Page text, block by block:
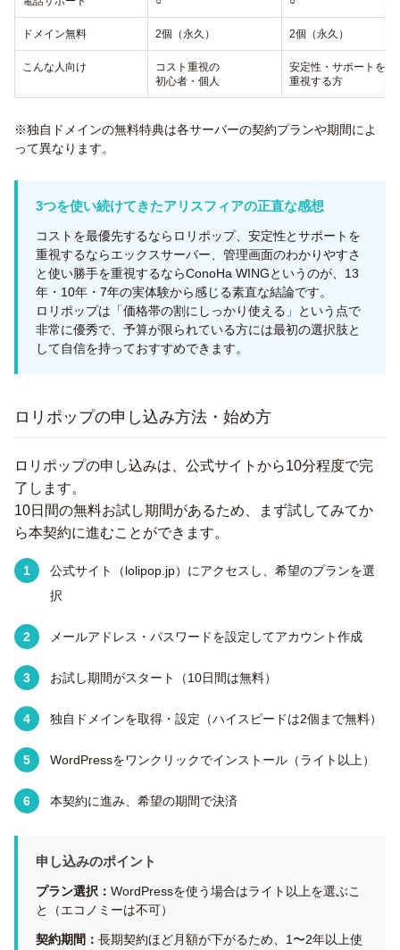
ドメイン無料 2個（永久） 2個（永久）
こんな人向け
コスト重視の
初心者・個人
安定性・サポートを
重視する方
※独自ドメインの無料特典は各サーバーの契約プランや期間によ
って異なります。
3つを使い続けてきたアリスフィアの正直な感想
コストを最優先するならロリポップ、安定性とサポートを
重視するならエックスサーバー、管理画面のわかりやすさ
と使い勝手を重視するならConoHa WINGというのが、13
年・10年・7年の実体験から感じる素直な結論です。
ロリポップは「価格帯の割にしっかり使える」という点で
非常に優秀で、予算が限られている方には最初の選択肢と
して自信を持っておすすめできます。
ロリポップの申し込み方法・始め方
ロリポップの申し込みは、公式サイトから10分程度で完
了します。
10日間の無料お試し期間があるため、まず試してみてか
ら本契約に進むことができます。
公式サイト（lolipop.jp）にアクセスし、希望のプランを選
択
メールアドレス・パスワードを設定してアカウント作成
お試し期間がスタート（10日間は無料）
独自ドメインを取得・設定（ハイスピードは2個まで無料）
WordPressをワンクリックでインストール（ライト以上）
本契約に進み、希望の期間で決済
申し込みのポイント
プラン選択： WordPressを使う場合はライト以上を選ぶこ
と（エコノミーは不可）
契約期間： 長期契約ほど月額が下がるため、1〜2年以上使